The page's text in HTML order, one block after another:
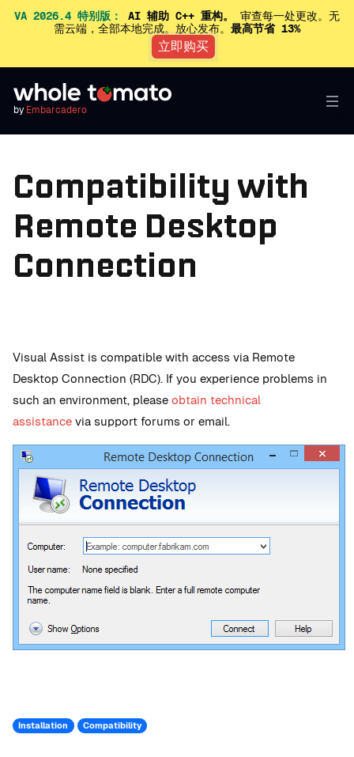
VA 2026.4 特别版： AI 辅助 C++ 重构。
审查每一处更改。无
需云端，全部本地完成。放心发布。 最高节省 13%
立即购买
by Embarcadero
Compatibility with
Remote Desktop
Connection
Visual Assist is compatible with access via Remote
Desktop Connection (RDC). If you experience problems in
such an environment, please obtain technical
assistance via support forums or email.
Installation Compatibility